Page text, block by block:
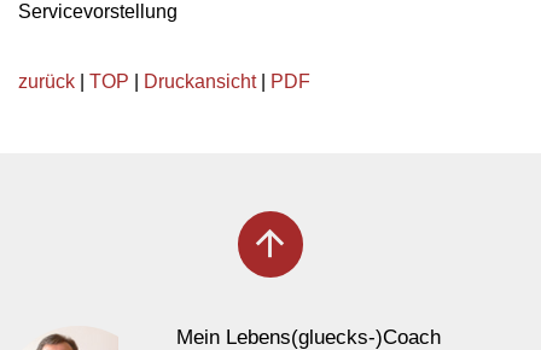
Servicevorstellung
zurück TOP Druckansicht| PDF
arrow_upward
Mein Lebens(gluecks-)Coach